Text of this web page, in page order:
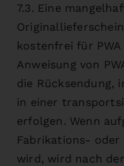
7.3. Eine
kostenfrei für
Anweisung von
die Rücksendung,
in einer
erfolgen. Wenn
Fabrikations-
wird, wird nach